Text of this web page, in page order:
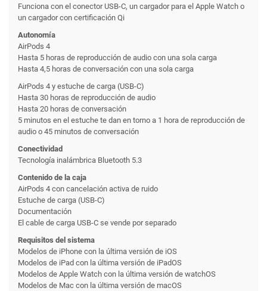
Funciona con el conector USB-C, un cargador para el Apple Watch o
un cargador con certificación Qi
Autonomía
AirPods 4
Hasta 5 horas de reproducción de audio con una sola carga
Hasta 4,5 horas de conversación con una sola carga
AirPods 4 y estuche de carga (USB-C)
Hasta 30 horas de reproducción de audio
Hasta 20 horas de conversación
5 minutos en el estuche te dan en torno a 1 hora de reproducción de
audio o 45 minutos de conversación
Conectividad
Tecnología inalámbrica Bluetooth 5.3
Contenido de la caja
AirPods 4 con cancelación activa de ruido
Estuche de carga (USB-C)
Documentación
El cable de carga USB-C se vende por separado
Requisitos del sistema
Modelos de iPhone con la última versión de iOS
Modelos de iPad con la última versión de iPadOS
Modelos de Apple Watch con la última versión de watchOS
Modelos de Mac con la última versión de macOS